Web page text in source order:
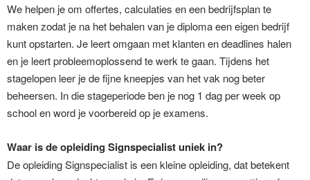
We helpen je om offertes, calculaties en een bedrijfsplan te
maken zodat je na het behalen van je diploma een eigen bedrijf
kunt opstarten. Je leert omgaan met klanten en deadlines halen
en je leert probleemoplossend te werk te gaan. Tijdens het
stagelopen leer je de fijne kneepjes van het vak nog beter
beheersen. In die stageperiode ben je nog 1 dag per week op
school en word je voorbereid op je examens.
Waar is de opleiding Signspecialist uniek in?
De opleiding Signspecialist is een kleine opleiding, dat betekent